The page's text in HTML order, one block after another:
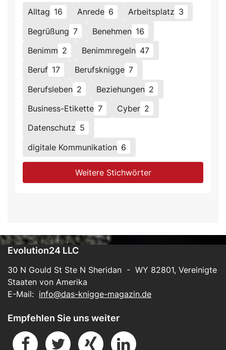
Alltag 16 Anrede 6 Arbeitsplatz 3
Begrüßung 7 Benehmen 16
Benimm 2 Benimmregeln 47
Beruf 17 Berufsknigge 7
Berufsleben 2 Beziehungen 2
Business-Etikette 7 Cyber 2
Datenschutz 5
digitale Kommunikation 6
Weitere Stichwörter
Evolution24 LLC
30 N Gould St Ste N Sheridan - WY 82801, Vereinigte
Staaten von Amerika
E-Mail: info@das-knigge-magazin.de
Empfehlen Sie uns weiter